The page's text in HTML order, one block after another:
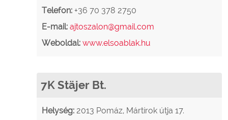
Telefon: +36 70 378 2750
E-mail: ajtoszalon@gmail.com
Weboldal: www.elsoablak.hu
7K Stäjer Bt.
Helység: 2013 Pomáz, Mártírok útja 17.